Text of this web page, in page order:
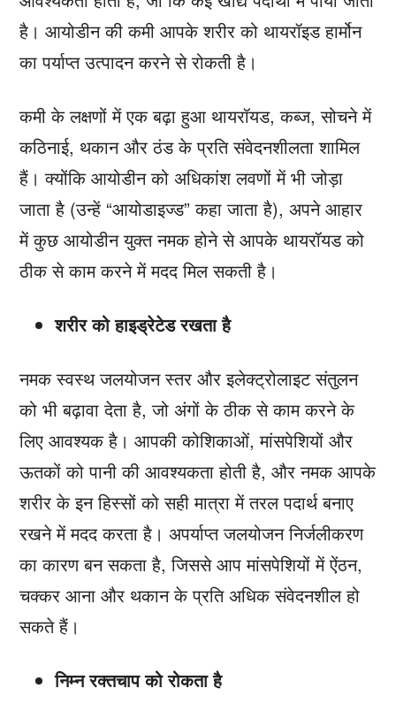
है। आयोडीन की कमी आपके शरीर को थायरॉइड हार्मोन
का पर्याप्त उत्पादन करने से रोकती है।
कमी के लक्षणों में एक बढ़ा हुआ थायरॉयड, कब्ज, सोचने में
कठिनाई, थकान और ठंड के प्रति संवेदनशीलता शामिल
हैं। क्योंकि आयोडीन को अधिकांश लवणों में भी जोड़ा
जाता है (उन्हें “आयोडाइज्ड” कहा जाता है), अपने आहार
में कुछ आयोडीन युक्त नमक होने से आपके थायरॉयड को
ठीक से काम करने में मदद मिल सकती है।
शरीर को हाइड्रेटेड रखता है
नमक स्वस्थ जलयोजन स्तर और इलेक्ट्रोलाइट संतुलन
को भी बढ़ावा देता है, जो अंगों के ठीक से काम करने के
लिए आवश्यक है। आपकी कोशिकाओं, मांसपेशियों और
ऊतकों को पानी की आवश्यकता होती है, और नमक आपके
शरीर के इन हिस्सों को सही मात्रा में तरल पदार्थ बनाए
रखने में मदद करता है। अपर्याप्त जलयोजन निर्जलीकरण
का कारण बन सकता है, जिससे आप मांसपेशियों में ऐंठन,
चक्कर आना और थकान के प्रति अधिक संवेदनशील हो
सकते हैं।
निम्न रक्तचाप को रोकता है